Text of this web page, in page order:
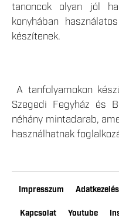
tanoncok olyan jól
konyhában
készítenek.
A tanfolyamokon
Szegedi Fegyház és
néhány mintadarab,
használhatnak
Impresszum
Kapcsolat Youtube